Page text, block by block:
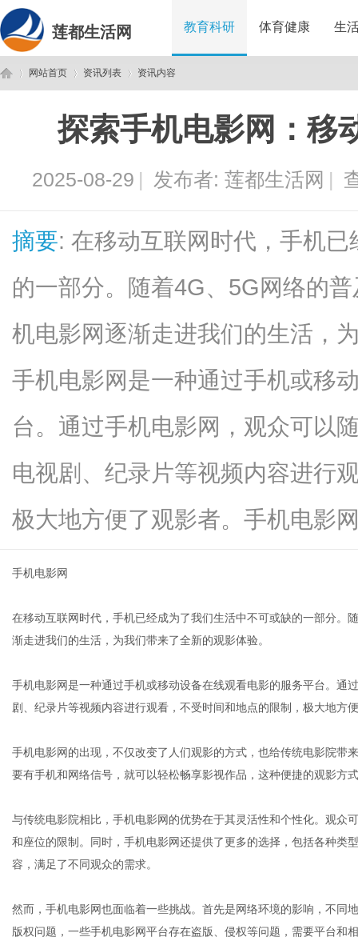
莲都生活网 教育科研 体育健康 生
网站首页
›
资讯列表 资讯内容
探索手机电影网：移
2025-08-29 | 发布者: 莲都生活网 |
摘要: 在移动互联网时代，手机
的一部分。随着4G、5G网络的
机电影网逐渐走进我们的生活，
手机电影网是一种通过手机或移
台。通过手机电影网，观众可以
电视剧、纪录片等视频内容进行
极大地方便了观影者。手机电影
手机电影网
在移动互联网时代，手机已经成为了我们生活中不可或缺的一部分。
渐走进我们的生活，为我们带来了全新的观影体验。
手机电影网是一种通过手机或移动设备在线观看电影的服务平台。通
剧、纪录片等视频内容进行观看，不受时间和地点的限制，极大地方
手机电影网的出现，不仅改变了人们观影的方式，也给传统电影院带
要有手机和网络信号，就可以轻松畅享影视作品，这种便捷的观影方
与传统电影院相比，手机电影网的优势在于其灵活性和个性化。观众
和座位的限制。同时，手机电影网还提供了更多的选择，包括各种类
容，满足了不同观众的需求。
然而，手机电影网也面临着一些挑战。首先是网络环境的影响，不同
版权问题，一些手机电影网平台存在盗版、侵权等问题，需要平台和